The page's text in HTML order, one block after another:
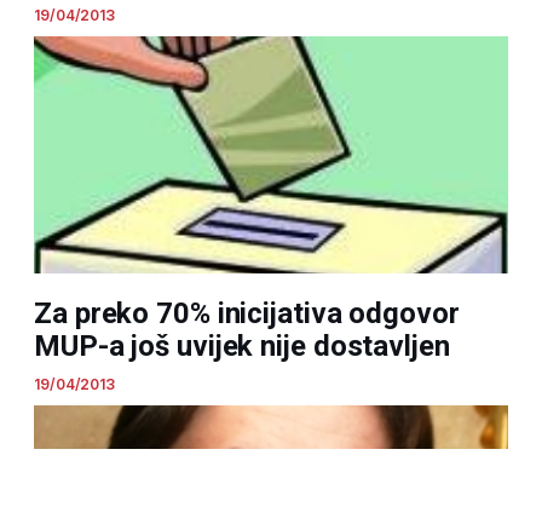
19/04/2013
Za preko 70% inicijativa odgovor
MUP-a još uvijek nije dostavljen
19/04/2013